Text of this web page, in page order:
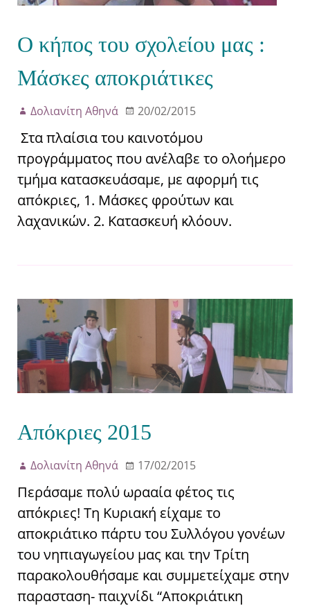
Ο κήπος του σχολείου μας :
Μάσκες αποκριάτικες
Δολιανίτη Αθηνά 20/02/2015
Στα πλαίσια του καινοτόμου
προγράμματος που ανέλαβε το ολοήμερο
τμήμα κατασκευάσαμε, με αφορμή τις
απόκριες, 1. Μάσκες φρούτων και
λαχανικών. 2. Κατασκευή κλόουν.
Απόκριες 2015
Δολιανίτη Αθηνά 17/02/2015
Περάσαμε πολύ ωρααία φέτος τις
απόκριες! Τη Κυριακή είχαμε το
αποκριάτικο πάρτυ του Συλλόγου γονέων
του νηπιαγωγείου μας και την Τρίτη
παρακολουθήσαμε και συμμετείχαμε στην
παρασταση- παιχνίδι “Αποκριάτικη